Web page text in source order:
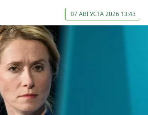
07 АВГУСТА 2026 13:43